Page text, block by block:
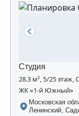
Студия
28.3 м², 5/25 этаж,
ЖК «1-й Южный»
Московская
Ленинский,